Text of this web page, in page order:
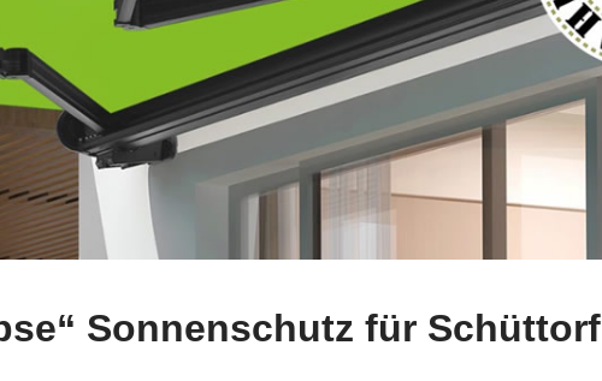
Sonnenschutz für Schüttorf